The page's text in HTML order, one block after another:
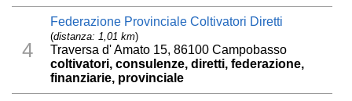
4
Federazione Provinciale Coltivatori Diretti
(distanza: 1,01 km)
Traversa d' Amato 15, 86100 Campobasso
coltivatori, consulenze, diretti, federazione,
finanziarie, provinciale